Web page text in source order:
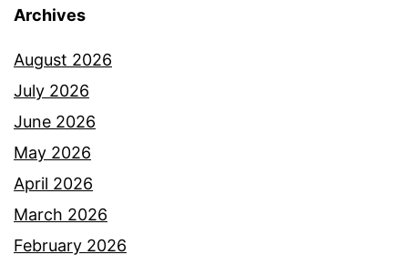
Archives
August 2026
July 2026
June 2026
May 2026
April 2026
March 2026
February 2026